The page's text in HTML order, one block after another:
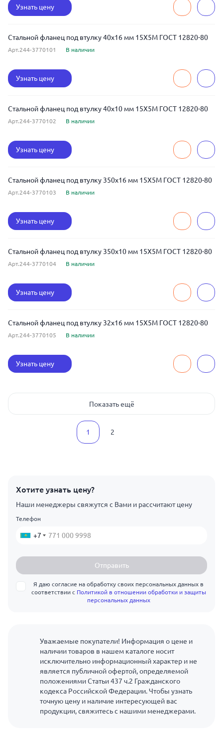
Узнать цену
Стальной фланец под втулку 40x16 мм 15Х5М ГОСТ 12820-80
Арт.244-3770101 В наличии
Узнать цену
Стальной фланец под втулку 40x10 мм 15Х5М ГОСТ 12820-80
Арт.244-3770102 В наличии
Узнать цену
Стальной фланец под втулку 350x16 мм 15Х5М ГОСТ 12820-80
Арт.244-3770103 В наличии
Узнать цену
Стальной фланец под втулку 350x10 мм 15Х5М ГОСТ 12820-80
Арт.244-3770104 В наличии
Узнать цену
Стальной фланец под втулку 32x16 мм 15Х5М ГОСТ 12820-80
Арт.244-3770105 В наличии
Узнать цену
Показать ещё
1 2
Хотите узнать цену?
Наши менеджеры свяжутся с Вами и рассчитают цену
Телефон
+7
Отправить
Я даю согласие на обработку своих персональных данных в
соответствии с Политикой в отношении обработки и защиты
персональных данных
Уважаемые покупатели! Информация о цене и
наличии товаров в нашем каталоге носит
исключительно информационный характер и не
является публичной офертой, определяемой
положениями Статьи 437 ч.2 Гражданского
кодекса Российской Федерации. Чтобы узнать
точную цену и наличие интересующей вас
продукции, свяжитесь с нашими менеджерами.